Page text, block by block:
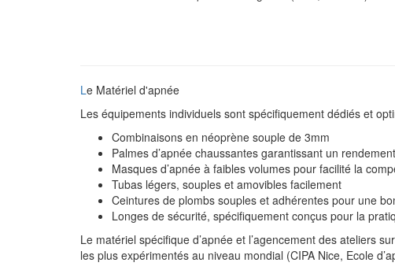
Le Matériel d'apnée
Les équipements individuels sont spécifiquement dédiés et
Combinaisons en néoprène souple de 3mm
Palmes d’apnée chaussantes garantissant un
Masques d’apnée à faibles volumes pour facilité la
Tubas légers, souples et amovibles facilement
Ceintures de plombs souples et adhérentes pour une
Longes de sécurité, spécifiquement conçus pour la
Le matériel spécifique d’apnée et l’agencement des ateliers
les plus expérimentés au niveau mondial (CIPA Nice, Ecole